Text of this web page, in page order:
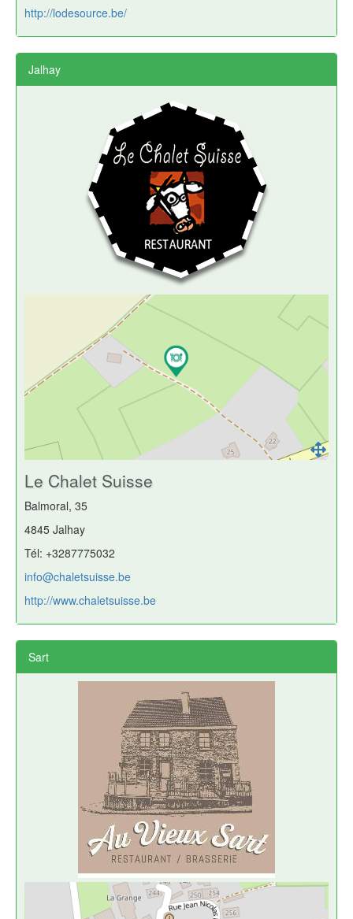
http://lodesource.be/
Jalhay
Le Chalet Suisse
Balmoral, 35
4845 Jalhay
Tél: +3287775032
info@chaletsuisse.be
http://www.chaletsuisse.be
Sart